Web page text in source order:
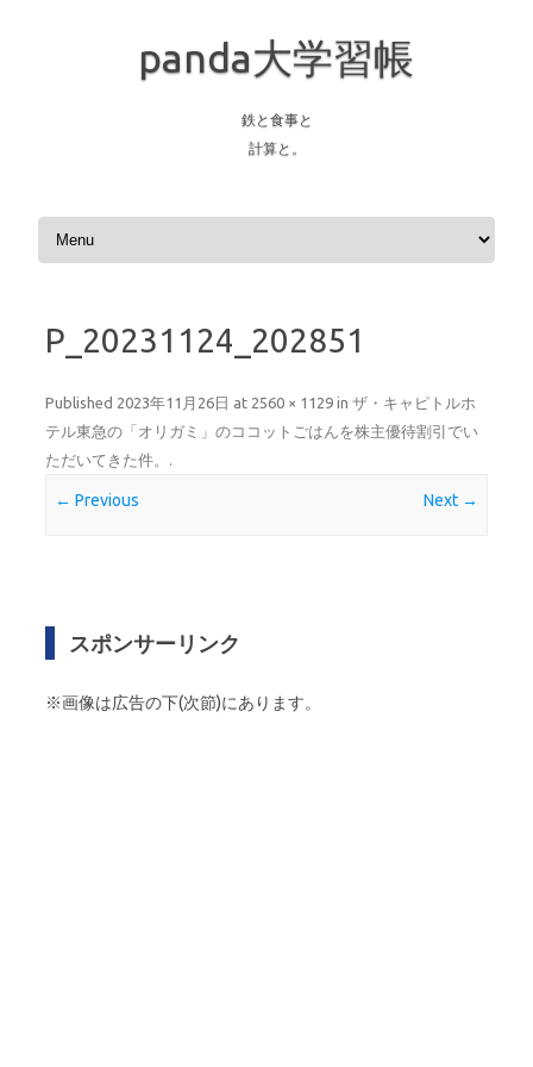
panda大学習帳
鉄と食事と
計算と。
Skip to content
P_20231124_202851
Published 2023年11月26日 at 2560 × 1129 in ザ・キャピトルホ
テル東急の「オリガミ」のココットごはんを株主優待割引でい
ただいてきた件。 .
← Previous Next →
スポンサーリンク
※画像は広告の下(次節)にあります。